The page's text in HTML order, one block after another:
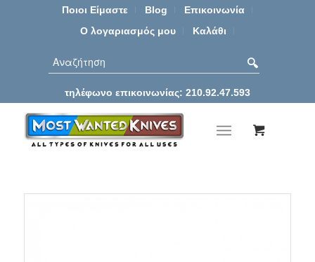
Ποιοι Είμαστε Blog
Επικοινωνία
Ο λογαριασμός μου
Καλάθι
τηλέφωνο επικοινωνίας: 210.92.47.593